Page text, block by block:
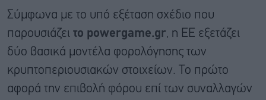
Σύμφωνα με το υπό εξέταση σχέδιο που
παρουσιάζει το powergame.gr, η ΕΕ εξετάζει
δύο βασικά μοντέλα φορολόγησης των
κρυπτοπεριουσιακών στοιχείων. Το πρώτο
αφορά την επιβολή φόρου επί των συναλλαγών